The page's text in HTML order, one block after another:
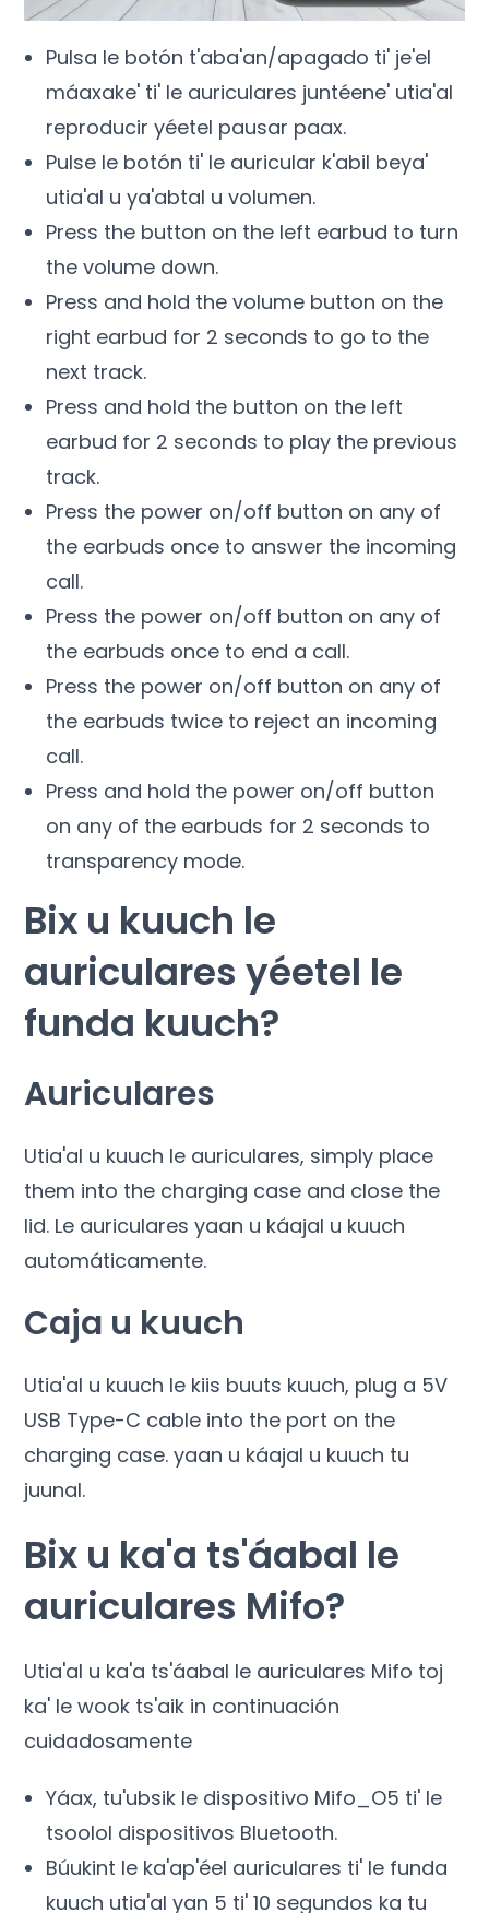
Pulsa le botón t'aba'an/apagado ti' je'el
máaxake' ti' le auriculares juntéene' utia'al
reproducir yéetel pausar paax.
Pulse le botón ti' le auricular k'abil beya'
utia'al u ya'abtal u volumen.
Press the button on the left earbud to turn
the volume down.
Press and hold the volume button on the
right earbud for 2 seconds to go to the
next track.
Press and hold the button on the left
earbud for 2 seconds to play the previous
track.
Press the power on/off button on any of
the earbuds once to answer the incoming
call.
Press the power on/off button on any of
the earbuds once to end a call.
Press the power on/off button on any of
the earbuds twice to reject an incoming
call.
Press and hold the power on/off button
on any of the earbuds for 2 seconds to
transparency mode.
Bix u kuuch le
auriculares yéetel le
funda kuuch?
Auriculares
Utia'al u kuuch le auriculares, simply place
them into the charging case and close the
lid. Le auriculares yaan u káajal u kuuch
automáticamente.
Caja u kuuch
Utia'al u kuuch le kiis buuts kuuch, plug a 5V
USB Type-C cable into the port on the
charging case. yaan u káajal u kuuch tu
juunal.
Bix u ka'a ts'áabal le
auriculares Mifo?
Utia'al u ka'a ts'áabal le auriculares Mifo toj
ka' le wook ts'aik in continuación
cuidadosamente
Yáax, tu'ubsik le dispositivo Mifo_O5 ti' le
tsoolol dispositivos Bluetooth.
Búukint le ka'ap'éel auriculares ti' le funda
kuuch utia'al yan 5 ti' 10 segundos ka tu